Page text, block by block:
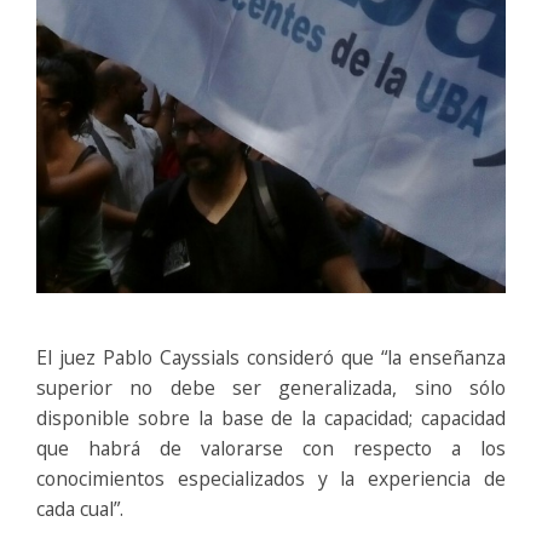
El juez Pablo Cayssials consideró que “la enseñanza
superior no debe ser generalizada, sino sólo
disponible sobre la base de la capacidad; capacidad
que habrá de valorarse con respecto a los
conocimientos especializados y la experiencia de
cada cual”.